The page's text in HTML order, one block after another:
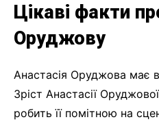
Цікаві факти
Оруджову
Анастасія Оруджова має
Зріст Анастасії
робить її помітною на